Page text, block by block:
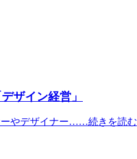
ザイン経営」
ーやデザイナー……続きを読む